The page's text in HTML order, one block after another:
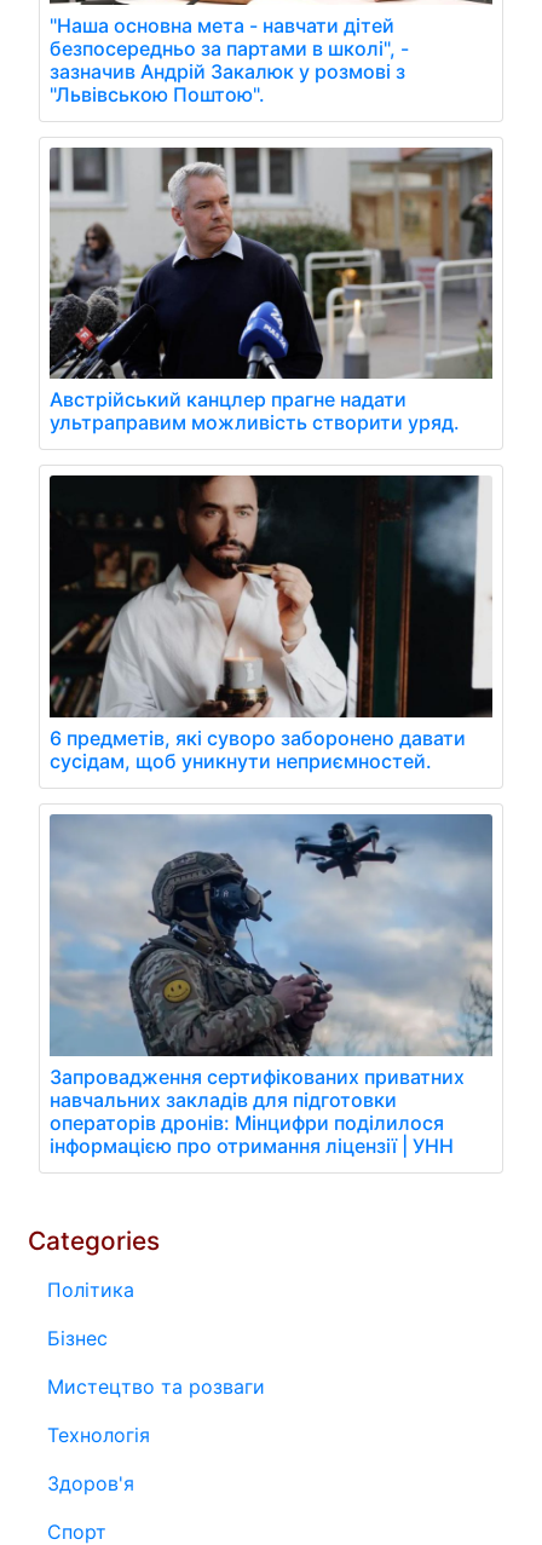
"Наша основна мета - навчати дітей
безпосередньо за партами в школі", -
зазначив Андрій Закалюк у розмові з
"Львівською Поштою".
Австрійський канцлер прагне надати
ультраправим можливість створити уряд.
6 предметів, які суворо заборонено давати
сусідам, щоб уникнути неприємностей.
Запровадження сертифікованих приватних
навчальних закладів для підготовки
операторів дронів: Мінцифри поділилося
інформацією про отримання ліцензії | УНН
Categories
Політика
Бізнес
Мистецтво та розваги
Технологія
Здоров'я
Спорт